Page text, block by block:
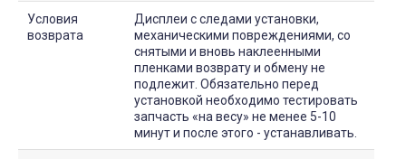
Условия
возврата
Дисплеи с следами установки,
механическими повреждениями, со
снятыми и вновь наклеенными
пленками возврату и обмену не
подлежит. Обязательно перед
установкой необходимо тестировать
запчасть «на весу» не менее 5-10
минут и после этого - устанавливать.